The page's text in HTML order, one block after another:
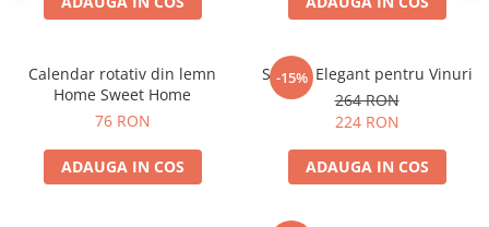
Calendar rotativ din lemn
Home Sweet Home
76 RON
ADAUGA IN COS
-15%
Suport Elegant pentru Vinuri
264 RON
224 RON
ADAUGA IN COS